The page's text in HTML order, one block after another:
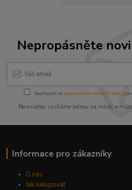
Nepropásněte
Souhlasím se zpracováním osobních údajůza
Newsletter zasíláme jednou za měsíc a
Informace pro zákazníky
O nás
Jak nakupovat